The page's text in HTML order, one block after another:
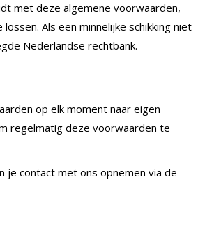
met deze algemene voorwaarden,
Als een minnelijke schikking niet
Nederlandse rechtbank.
op elk moment naar eigen
regelmatig deze voorwaarden te
je contact met ons opnemen via de